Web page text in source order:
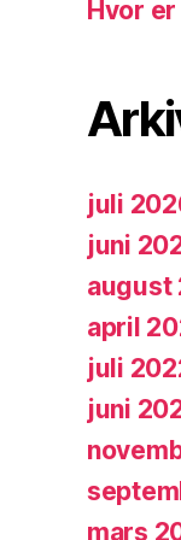
Hvor
juli
juni
august
april
juli
juni
mars